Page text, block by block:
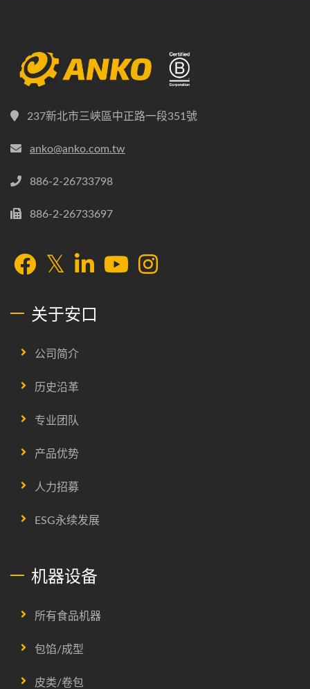
237新北市三峽區中正路一段351號
anko@anko.com.tw
886-2-26733798
886-2-26733697
关于安口
公司简介
历史沿革
专业团队
产品优势
人力招募
ESG永续发展
机器设备
所有食品机器
包馅/成型
皮类/卷包